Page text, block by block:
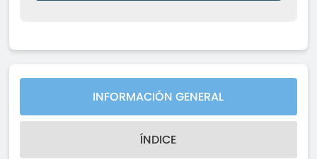
INFORMACIÓN GENERAL
ÍNDICE